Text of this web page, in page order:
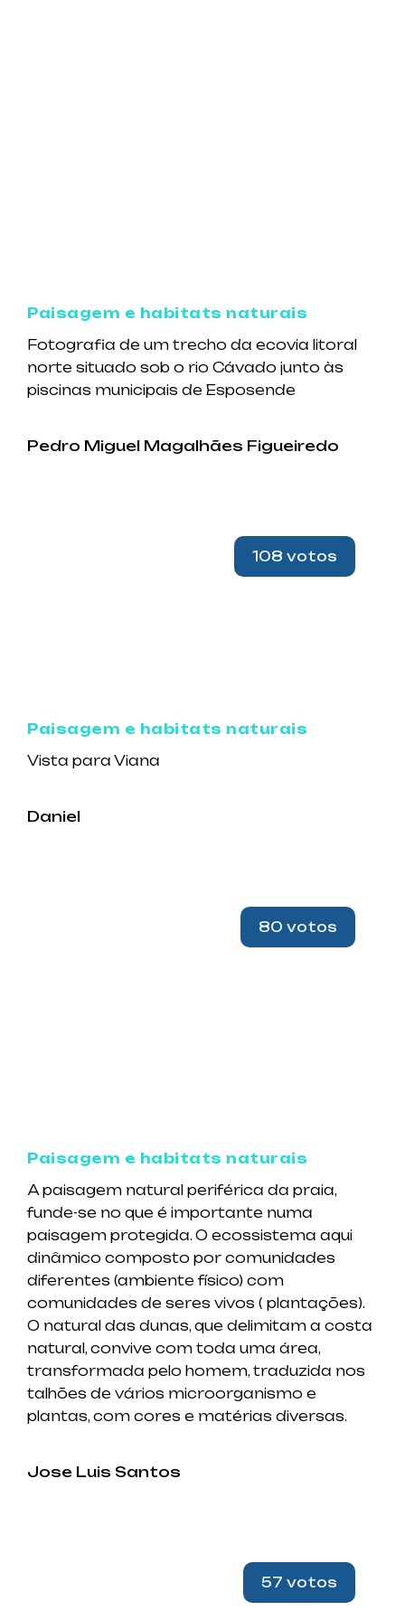
Paisagem e habitats naturais
Fotografia de um trecho da ecovia litoral
norte situado sob o rio Cávado junto às
piscinas municipais de Esposende
Pedro Miguel Magalhães Figueiredo
Paisagem e habitats naturais
Vista para Viana
Daniel
108 votos
Paisagem e habitats naturais
A paisagem natural periférica da praia,
funde-se no que é importante numa
paisagem protegida. O ecossistema aqui
dinâmico composto por comunidades
diferentes (ambiente físico) com
comunidades de seres vivos ( plantações).
O natural das dunas, que delimitam a costa
natural, convive com toda uma área,
transformada pelo homem, traduzida nos
talhões de vários microorganismo e
plantas, com cores e matérias diversas.
Jose Luis Santos
80 votos
57 votos